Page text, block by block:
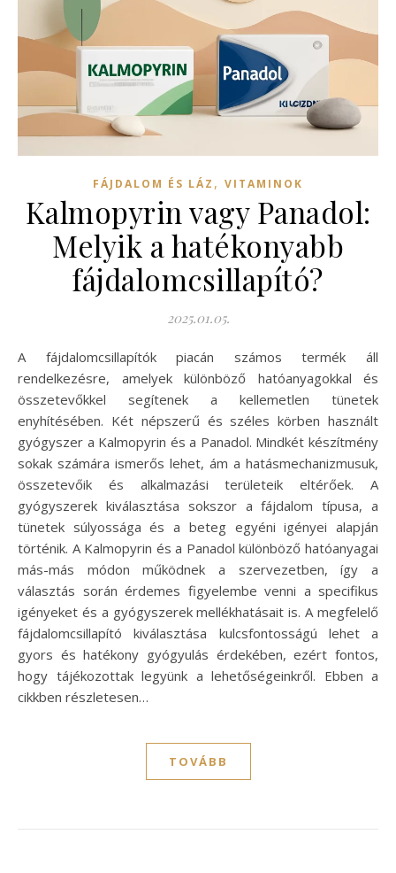
FÁJDALOM ÉS LÁZ , VITAMINOK
Kalmopyrin vagy Panadol:
Melyik a hatékonyabb
fájdalomcsillapító?
2025.01.05.
A fájdalomcsillapítók piacán számos termék áll
rendelkezésre, amelyek különböző hatóanyagokkal és
összetevőkkel segítenek a kellemetlen tünetek
enyhítésében. Két népszerű és széles körben használt
gyógyszer a Kalmopyrin és a Panadol. Mindkét készítmény
sokak számára ismerős lehet, ám a hatásmechanizmusuk,
összetevőik és alkalmazási területeik eltérőek. A
gyógyszerek kiválasztása sokszor a fájdalom típusa, a
tünetek súlyossága és a beteg egyéni igényei alapján
történik. A Kalmopyrin és a Panadol különböző hatóanyagai
más-más módon működnek a szervezetben, így a
választás során érdemes figyelembe venni a specifikus
igényeket és a gyógyszerek mellékhatásait is. A megfelelő
fájdalomcsillapító kiválasztása kulcsfontosságú lehet a
gyors és hatékony gyógyulás érdekében, ezért fontos,
hogy tájékozottak legyünk a lehetőségeinkről. Ebben a
cikkben részletesen…
TOVÁBB